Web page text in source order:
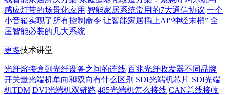
感应灯带的场景化应用 智能家居系统常用的7大通信协议 一个
小音箱实现了所有控制命令 让智能家居插上AI“神经末梢” 全
屋智能必装的几大系统
更多技术讲堂
光纤熔接盒到光纤设备之间的连线 百兆光纤收发器不同品牌
开关量光端机单向和双向有什么区别 SDI光端机芯片 SDI光端
机TDM DVI光端机双链路 485光端机怎么接线 CAN总线接收